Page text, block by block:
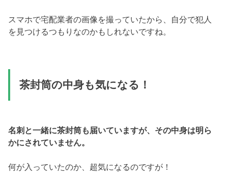
スマホで宅配業者の画像を撮っていたから、自分で犯人
を見つけるつもりなのかもしれないですね。
茶封筒の中身も気になる！
名刺と一緒に茶封筒も届いていますが、その中身は明ら
かにされていません。
何が入っていたのか、超気になるのですが！